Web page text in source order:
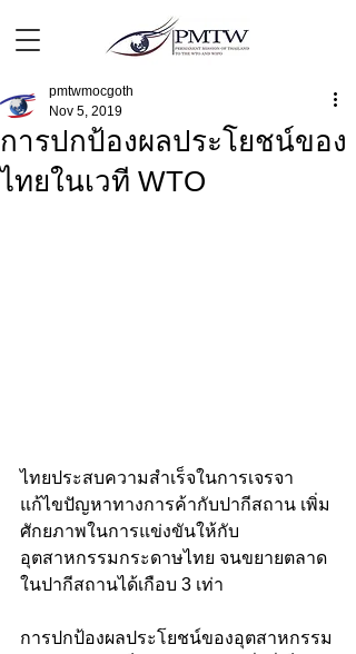
การปกป้องผลประโยชน์ของ
ไทยในเวที WTO
pmtwmocgoth
Nov 5, 2019
ไทยประสบความสำเร็จในการเจรจา
แก้ไขปัญหาทางการค้ากับปากีสถาน เพิ่ม
ศักยภาพในการแข่งขันให้กับ
อุตสาหกรรมกระดาษไทย จนขยายตลาด
ในปากีสถานได้เกือบ 3 เท่า
การปกป้องผลประโยชน์ของอุตสาหกรรม